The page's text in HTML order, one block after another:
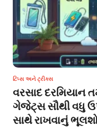
ટિપ્સ અને ટ્રીક્સ
વરસાદ દરમિયાન
ગેજેટ્સ સૌથી વધુ
સાથે રાખવાનું